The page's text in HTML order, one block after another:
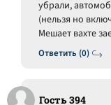
Ответить (0)
убрали,
(нельзя но
Мешает вахте
Гость 394